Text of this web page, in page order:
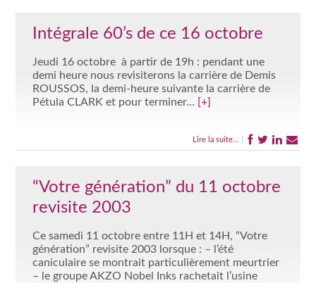
Intégrale 60’s de ce 16 octobre
Jeudi 16 octobre à partir de 19h : pendant une
demi heure nous revisiterons la carrière de Demis
ROUSSOS, la demi-heure suivante la carrière de
Pétula CLARK et pour terminer… [+]
Lire la suite...
“Votre génération” du 11 octobre
revisite 2003
Ce samedi 11 octobre entre 11H et 14H, “Votre
génération” revisite 2003 lorsque : – l’été
caniculaire se montrait particulièrement meurtrier
– le groupe AKZO Nobel Inks rachetait l’usine